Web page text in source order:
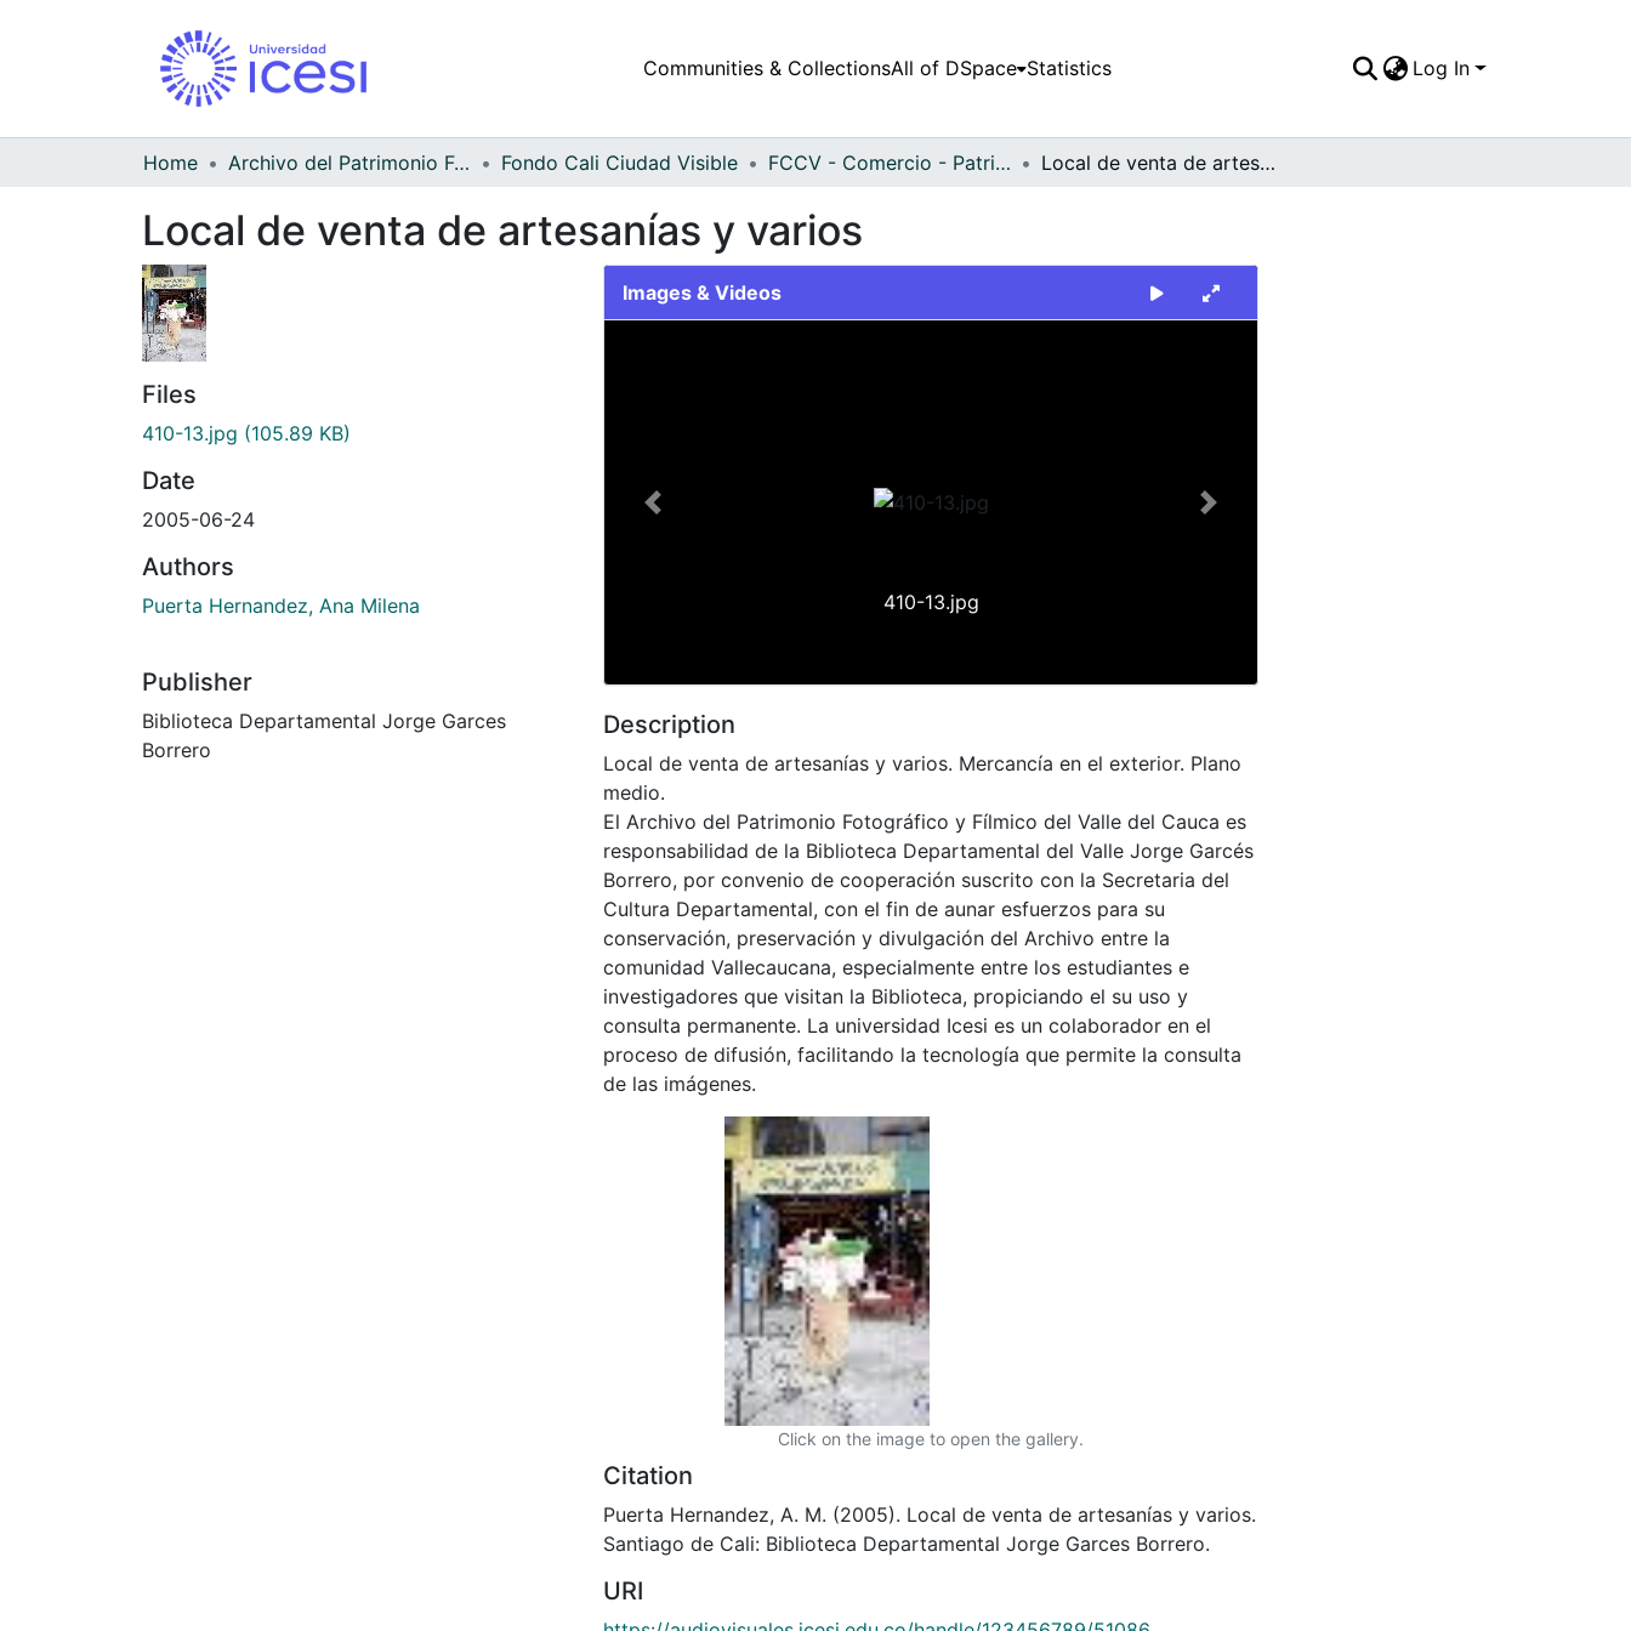
Communities & CollectionsAll of DSpace Statistics Log In
Home Archivo del Patrimonio Fotográfico y Fílmico del Valle del Cauca Fondo Cali Ciudad Visible FCCV - Comercio - Patrimonial Local de venta de artesanías y varios
Local de venta de artesanías y varios
Files
410-13.jpg (105.89 KB)
Date
2005-06-24
Authors
Puerta Hernandez, Ana Milena
Publisher
Biblioteca Departamental Jorge Garces
Borrero
Images & Videos
410-13.jpg
Previous Next
Description
Local de venta de artesanías y varios. Mercancía en el exterior. Plano
medio.
El Archivo del Patrimonio Fotográfico y Fílmico del Valle del Cauca es
responsabilidad de la Biblioteca Departamental del Valle Jorge Garcés
Borrero, por convenio de cooperación suscrito con la Secretaria del
Cultura Departamental, con el fin de aunar esfuerzos para su
conservación, preservación y divulgación del Archivo entre la
comunidad Vallecaucana, especialmente entre los estudiantes e
investigadores que visitan la Biblioteca, propiciando el su uso y
consulta permanente. La universidad Icesi es un colaborador en el
proceso de difusión, facilitando la tecnología que permite la consulta
de las imágenes.
Click on the image to open the gallery.
Citation
Puerta Hernandez, A. M. (2005). Local de venta de artesanías y varios.
Santiago de Cali: Biblioteca Departamental Jorge Garces Borrero.
URI